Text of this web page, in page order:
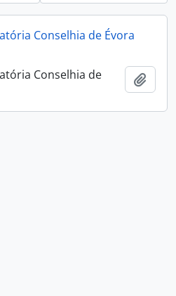
Conselhia de Évora
Conselhia de